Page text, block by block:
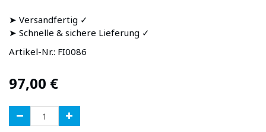
➤ Versandfertig ✓
➤ Schnelle & sichere Lieferung ✓
Artikel-Nr.: FI0086
97,00 €